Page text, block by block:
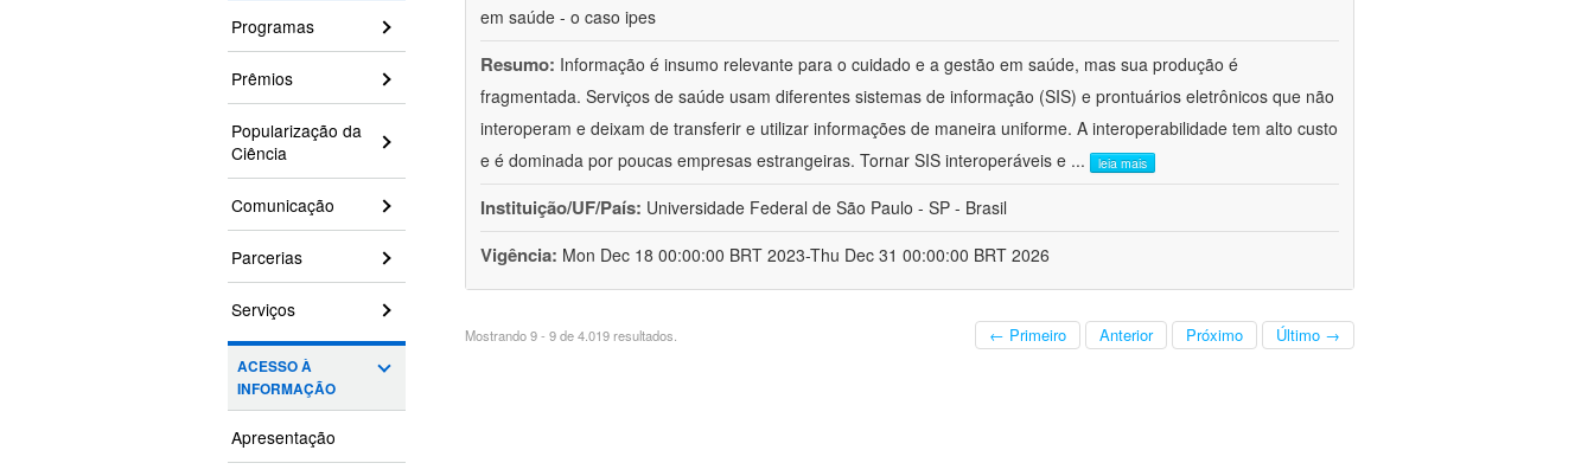
Programas
Prêmios
Popularização da
Ciência
Comunicação
Parcerias
Serviços
ACESSO À
INFORMAÇÃO
Apresentação
em saúde - o caso ipes
Resumo: Informação é insumo relevante para o cuidado e a gestão em saúde, mas sua produção é
fragmentada. Serviços de saúde usam diferentes sistemas de informação (SIS) e prontuários eletrônicos que não
interoperam e deixam de transferir e utilizar informações de maneira uniforme. A interoperabilidade tem alto custo
e é dominada por poucas empresas estrangeiras. Tornar SIS interoperáveis e ... leia mais
Instituição/UF/País: Universidade Federal de São Paulo - SP - Brasil
Vigência: Mon Dec 18 00:00:00 BRT 2023-Thu Dec 31 00:00:00 BRT 2026
Mostrando 9 - 9 de 4.019 resultados. ← Primeiro Anterior Próximo Último →